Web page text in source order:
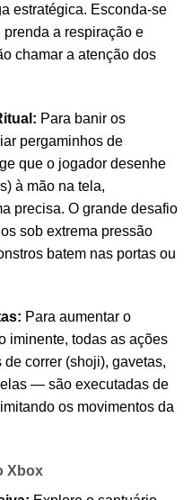
estratégica. Esconda-se
a respiração e
chamar a atenção dos
Para banir os
pergaminhos de
que o jogador desenhe
à mão na tela,
precisa. O grande desafio
sob extrema pressão
batem nas portas ou
Para aumentar o
iminente, todas as ações
correr (shoji), gavetas,
— são executadas de
os movimentos da
Xbox